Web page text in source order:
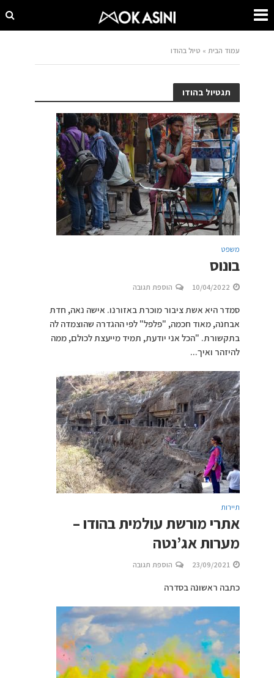
עמוד הבית » טיול בהודו
תגטיול בהודו
משפט
בונוס
10/04/2022 הוספת תגובה
סמדר היא אשת ציבור מוכרת באזורנו. אישה נאה, חדת
אבחנה, מאוד חכמה, "פלפל" לפי ההגדרה שהוצמדה לה
בתקשורת. "הכל אני יודעת, תמיד מייעצת לכולם, ממה
להיזהר ואיך...
תיירות
אתרי מורשת עולמית בהודו –
מערות אג’נטה
23/09/2021 הוספת תגובה
כתבה ראשונה בסדרה